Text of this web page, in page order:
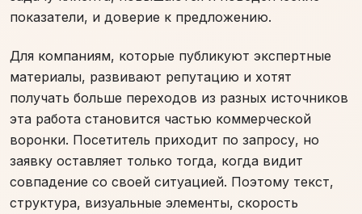
показатели, и доверие к предложению.
Для компаниям, которые публикуют экспертные
материалы, развивают репутацию и хотят
получать больше переходов из разных источников
эта работа становится частью коммерческой
воронки. Посетитель приходит по запросу, но
заявку оставляет только тогда, когда видит
совпадение со своей ситуацией. Поэтому текст,
структура, визуальные элементы, скорость